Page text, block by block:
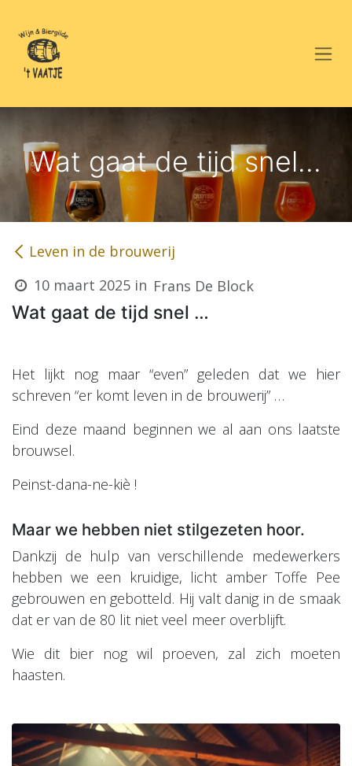
Wat gaat de tijd snel...
Leven in de brouwerij
10 maart 2025 in Frans De Block
Wat gaat de tijd snel …
Het lijkt nog maar “even” geleden dat we hier
schreven “er komt leven in de brouwerij” …
Eind deze maand beginnen we al aan ons laatste
brouwsel.
Peinst-dana-ne-kiè !
Maar we hebben niet stilgezeten hoor.
Dankzij de hulp van verschillende medewerkers
hebben we een kruidige, licht amber Toffe Pee
gebrouwen en gebotteld. Hij valt danig in de smaak
dat er van de 80 lit niet veel meer overblijft.
Wie dit bier nog wil proeven, zal zich moeten
haasten.